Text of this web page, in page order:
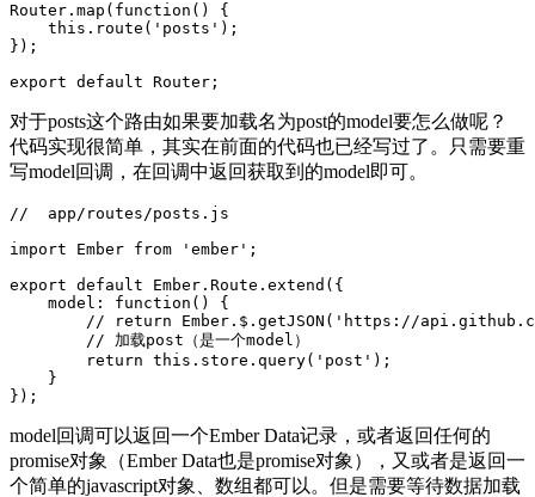
Router.map(function() {
    this.route('posts');
});
对于posts这个路由如果要加载名为post的model要怎么做呢？
代码实现很简单，其实在前面的代码也已经写过了。只需要重
写model回调，在回调中返回获取到的model即可。
//  app/routes/posts.js
import Ember from 'ember';
export default Ember.Route.extend({
    model: function() {
// return Ember.$.getJSON('https://
        // 加载post（是一个model）
        return this.store.query('post');
    }
model回调可以返回一个Ember Data记录，或者返回任何的
promise对象（Ember Data也是promise对象），又或者是返回一
个简单的javascript对象、数组都可以。但是需要等待数据加载